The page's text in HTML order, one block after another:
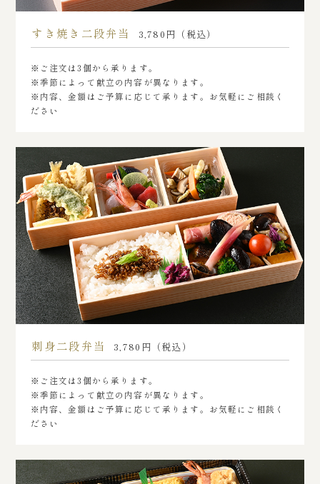
すき焼き二段弁当 3,780円（税込）
※ご注文は3個から承ります。
※季節によって献立の内容が異なります。
※内容、金額はご予算に応じて承ります。お気軽にご相談く
ださい
刺身二段弁当 3,780円（税込）
※ご注文は3個から承ります。
※季節によって献立の内容が異なります。
※内容、金額はご予算に応じて承ります。お気軽にご相談く
ださい